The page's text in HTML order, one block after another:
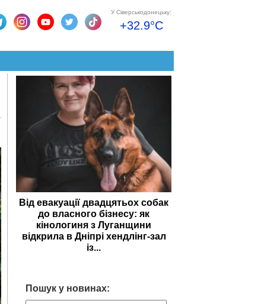
У Сіверськодонецьку:
+32.9°C
Від евакуації двадцятьох собак
до власного бізнесу: як
кінологиня з Луганщини
відкрила в Дніпрі хендлінг-зал
із...
Пошук у новинах: